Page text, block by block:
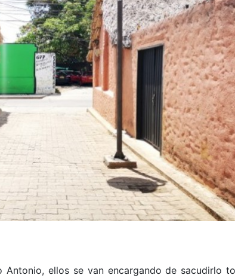
ellos se van encargando de sacudirlo